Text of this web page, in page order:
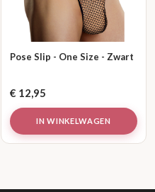
Pose Slip - One Size - Zwart
€ 12,95
IN WINKELWAGEN